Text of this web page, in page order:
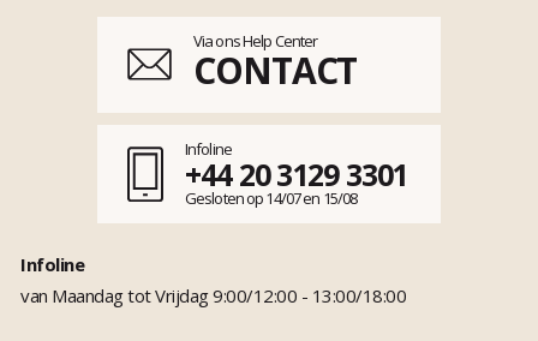
Via ons Help Center
CONTACT
Infoline
+44 20 3129 3301
Gesloten op 14/07 en 15/08
Infoline
van Maandag tot Vrijdag 9:00/12:00 - 13:00/18:00